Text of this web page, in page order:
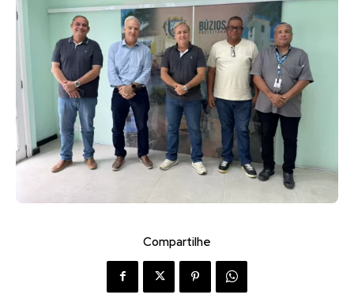
Compartilhe